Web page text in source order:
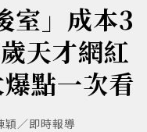
室」成本3
天才網紅
點一次看
穎／即時報導